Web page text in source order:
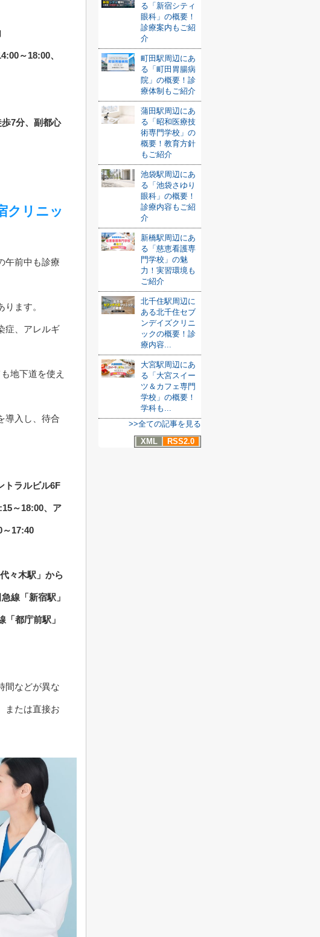
～18:00、
7分、副都心
クリニッ
午前中も診療
ます。
症、アレルギ
地下道を使え
導入し、待合
トラルビル6F
～18:00、ア
17:40
々木駅」から
線「新宿駅」
都庁前駅」
間などが異な
または直接お
る「新宿シティ
眼科」の概要！
診療案内もご紹
介
町田駅周辺にあ
る「町田胃腸病
院」の概要！診
療体制もご紹介
蒲田駅周辺にあ
る「昭和医療技
術専門学校」の
概要！教育方針
もご紹介
池袋駅周辺にあ
る「池袋さゆり
眼科」の概要！
診療内容もご紹
介
新橋駅周辺にあ
る「慈恵看護専
門学校」の魅
力！実習環境も
ご紹介
北千住駅周辺に
ある北千住セブ
ンデイズクリニ
ックの概要！診
療内容...
大宮駅周辺にあ
る「大宮スイー
ツ＆カフェ専門
学校」の概要！
学科も...
>>全ての記事を見る
XML
RSS2.0